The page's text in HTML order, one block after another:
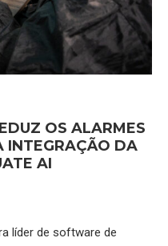
OS ALARMES
INTEGRAÇÃO DA
AI
líder de software de